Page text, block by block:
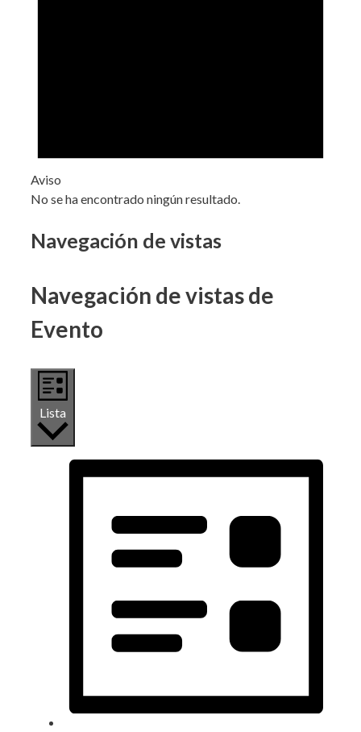
Aviso
No se ha encontrado ningún resultado.
Navegación de vistas
Navegación de vistas de
Evento
Lista